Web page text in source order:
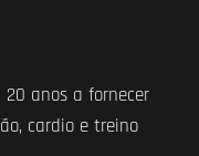
anos a fornecer
cardio e treino